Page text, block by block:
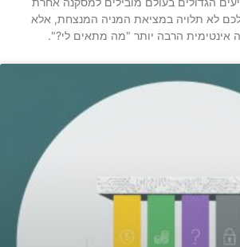
לא תלויה במציאת המניה המנצחת, אלא
אינטימית הרבה יותר "מה מתאים לי?".